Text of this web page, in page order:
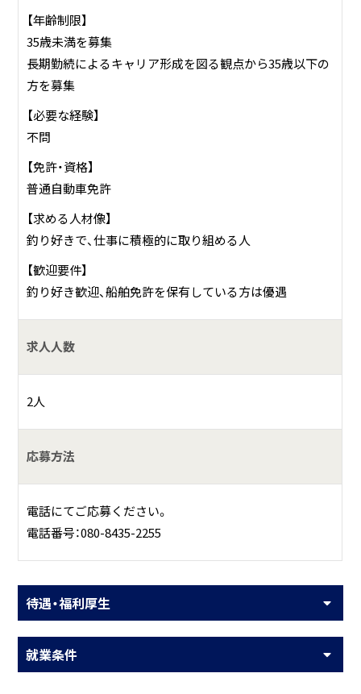
【年齢制限】
35歳未満を募集
長期勤続によるキャリア形成を図る観点から35歳以下の
方を募集
【必要な経験】
不問
【免許・資格】
普通自動車免許
【求める人材像】
釣り好きで、仕事に積極的に取り組める人
【歓迎要件】
釣り好き歓迎、船舶免許を保有している方は優遇
求人人数
2人
応募方法
電話にてご応募ください。
電話番号：080-8435-2255
待遇・福利厚生
就業条件